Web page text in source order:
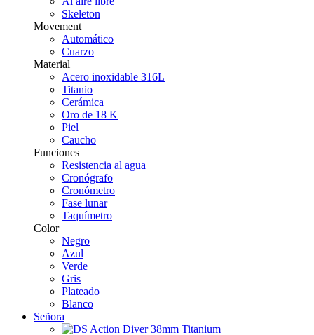
Skeleton
Movement
Automático
Cuarzo
Material
Acero inoxidable 316L
Titanio
Cerámica
Oro de 18 K
Piel
Caucho
Funciones
Resistencia al agua
Cronógrafo
Cronómetro
Fase lunar
Taquímetro
Color
Negro
Azul
Verde
Gris
Plateado
Blanco
Señora